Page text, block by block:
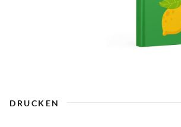
DRUCKEN